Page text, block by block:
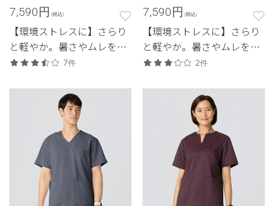
7,590円 (税込)
【環境ストレスに】さらり
と軽やか。暑さやムレを抑
え、快適さを重視した定
7件
7,590円 (税込)
【環境ストレスに】さらり
と軽やか。暑さやムレを抑
え、快適さを重視した定
2件